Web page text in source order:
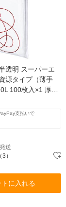
透明 スーパーエ
源タイプ（薄手
100枚入×1 厚さ
クル オリジナル
支払いで
送
（3）
トに入れる